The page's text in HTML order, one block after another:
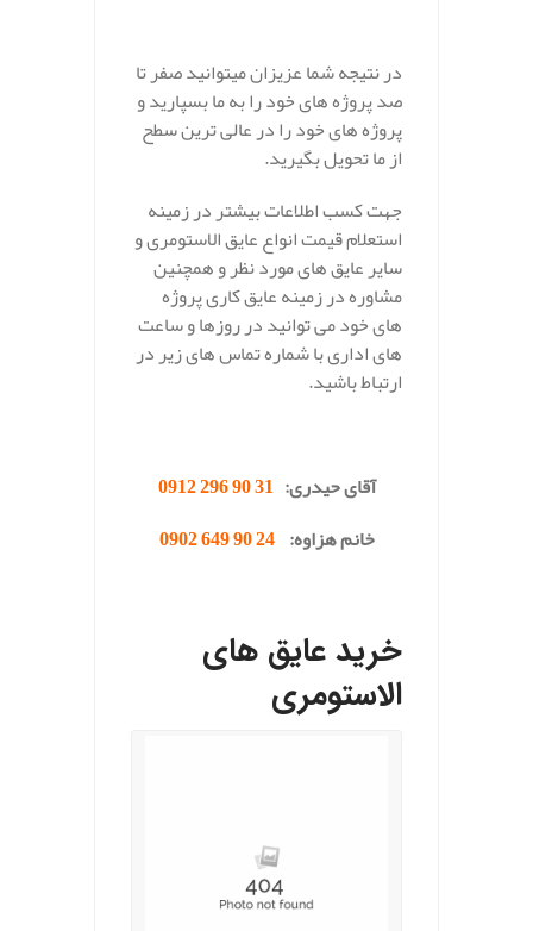
در نتیجه شما عزیزان میتوانید صفر تا
صد پروژه های خود را به ما بسپارید و
پروژه های خود را در عالی ترین سطح
از ما تحویل بگیرید.
جهت کسب اطلاعات بیشتر در زمینه
استعلام قیمت انواع عایق الاستومری و
سایر عایق های مورد نظر و همچنین
مشاوره در زمینه عایق کاری پروژه
های خود می توانید در روزها و ساعت
های اداری با شماره تماس های زیر در
ارتباط باشید.
آقای حیدری: 31 90 296 0912
خانم هزاوه:24 90 649 0902
خرید عایق های
الاستومری